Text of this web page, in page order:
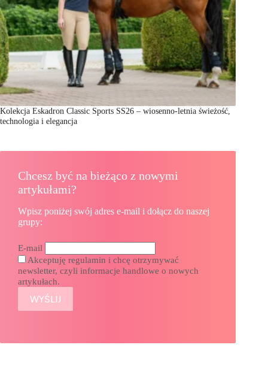
Kolekcja Eskadron Classic Sports SS26 – wiosenno-letnia świeżość,
technologia i elegancja
Chcesz być na bieżąco z nowymi
artykułami?
Wpisz poniżej swój adres e-mail i dołącz do naszej
grupy:
E-mail
Akceptuję regulamin i chcę otrzymywać
newsletter, czyli informacje handlowe o nowych
artykułach.